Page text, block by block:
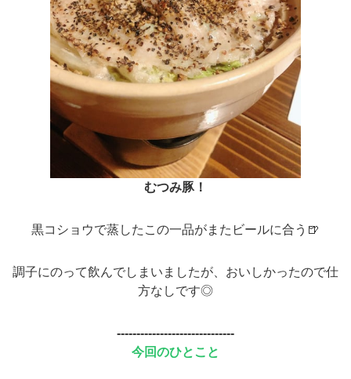
むつみ豚！
黒コショウで蒸したこの一品がまたビールに合う🍺
調子にのって飲んでしまいましたが、おいしかったので仕
方なしです◎
------------------------------
今回のひとこと